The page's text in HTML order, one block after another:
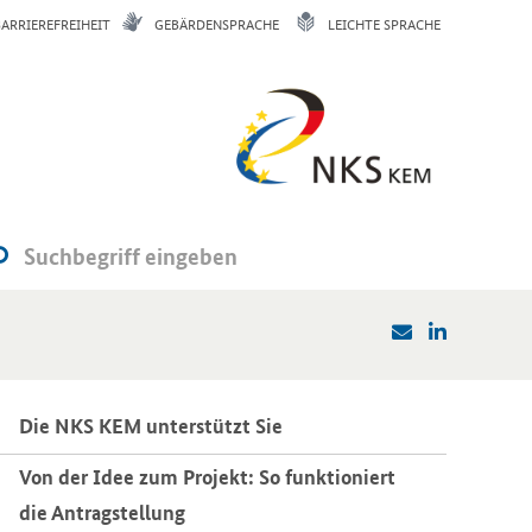
GEBÄRDENSPRACHE LEICHTE SPRACHE
Die NKS KEM un­ter­stützt Sie
Von der Idee zum Pro­jekt: So funk­tio­niert
die An­trag­stel­lung